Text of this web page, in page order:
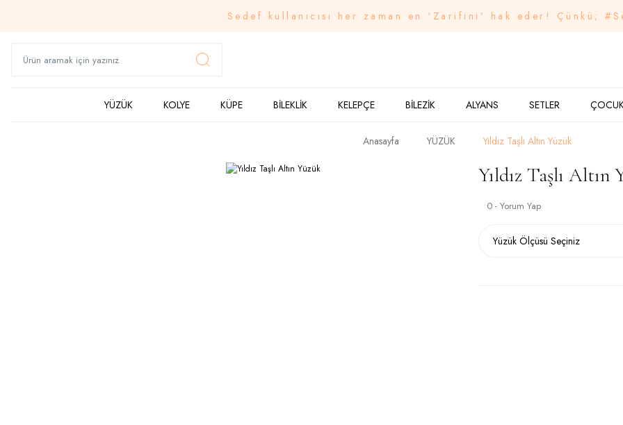
Sedef kullanıcısı her zaman en ‘Zarifini’ hak eder! Çünkü;
YÜZÜK KOLYE KÜPE BİLEKLİK KELEPÇE BİLEZİK ALYANS SETLER
Anasayfa YÜZÜK Yıldız Taşlı Altın Yüzük
Yıldız Taşlı Altın
0 - Yorum Yap